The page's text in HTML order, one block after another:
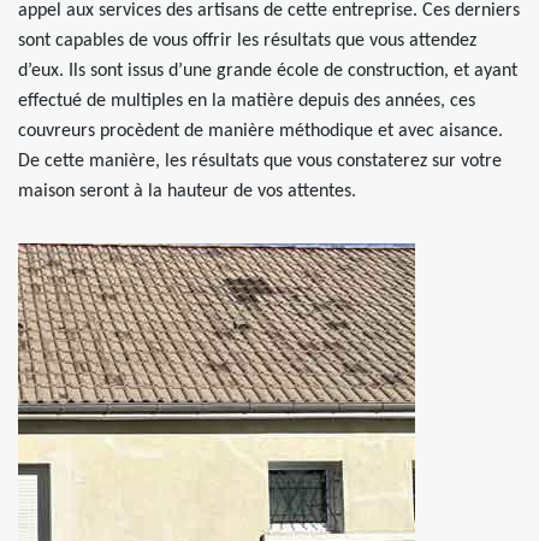
appel aux services des artisans de cette entreprise. Ces derniers
sont capables de vous offrir les résultats que vous attendez
d’eux. Ils sont issus d’une grande école de construction, et ayant
effectué de multiples en la matière depuis des années, ces
couvreurs procèdent de manière méthodique et avec aisance.
De cette manière, les résultats que vous constaterez sur votre
maison seront à la hauteur de vos attentes.